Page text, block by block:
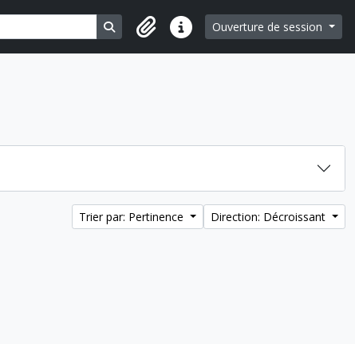
Search in browse page
Liens rapidesOuverture de session
Trier par: Pertinence Direction: Décroissant